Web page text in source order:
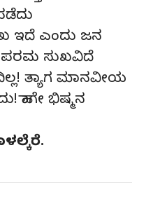
ಇದೆ ಎಂದು ಜನ
ಪರಮ ಸುಖವಿದೆ
ತ್ಯಾಗ ಮಾನವೀಯ
ಹಾಗೇ ಭಿಷ್ಮನ